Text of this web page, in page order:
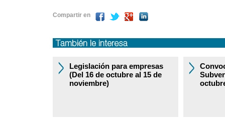
Compartir en
Legislación para empresas
(Del 16 de octubre al 15 de
noviembre)